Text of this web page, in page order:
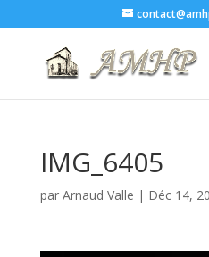
IMG_6405
par Arnaud Valle | Déc 14,